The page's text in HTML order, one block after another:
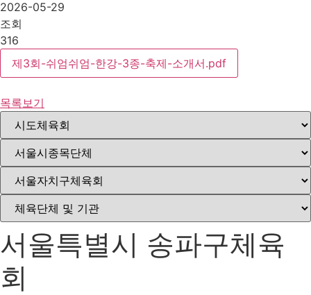
2026-05-29
조회
316
제3회-쉬엄쉬엄-한강-3종-축제-소개서.pdf
목록보기
서울특별시 송파구체육
회